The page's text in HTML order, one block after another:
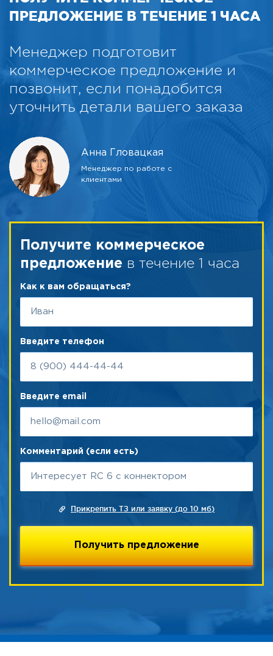
ПРЕДЛОЖЕНИЕ В ТЕЧЕНИЕ 1 ЧАСА
Менеджер подготовит
коммерческое предложение и
позвонит, если понадобится
уточнить детали вашего заказа
Анна Гловацкая
Менеджер по работе с
клиентами
Получите коммерческое
предложение в течение 1 часа
Как к вам обращаться?
Введите телефон
Введите email
Комментарий (если есть)
Прикрепить ТЗ или заявку (до 10 мб)